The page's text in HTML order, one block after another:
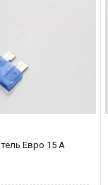
Eвро 15 А